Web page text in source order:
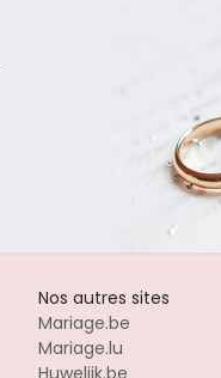
Nos autres sites
Mariage.be
Mariage.lu